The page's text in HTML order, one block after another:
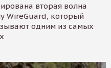
вторая волна
WireGuard, который
одним из самых